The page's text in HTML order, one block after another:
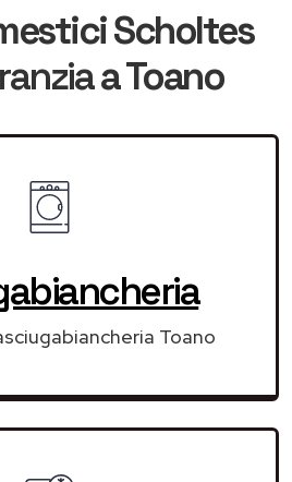
Scholtes
a Toano
Toano